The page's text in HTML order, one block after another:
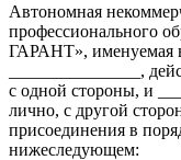
Автономная
профессионального
ГАРАНТ», именуемая
_______________,
с одной стороны, и
лично, с другой
присоединения в
нижеследующем: